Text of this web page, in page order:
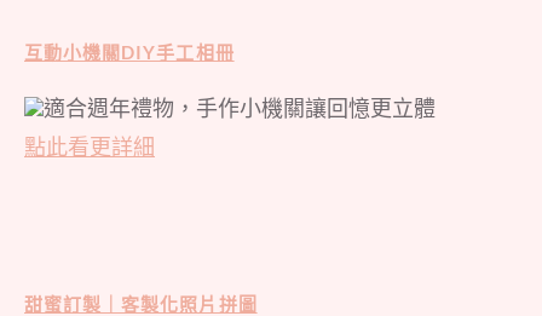
互動小機關DIY手工相冊
適合週年禮物，手作小機關讓回憶更立體
點此看更詳細
甜蜜訂製｜客製化照片拼圖